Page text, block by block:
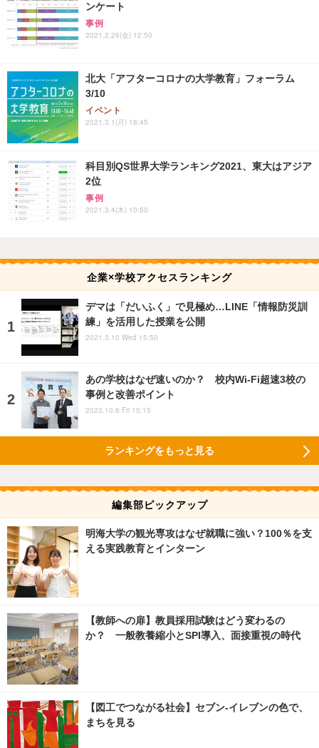
ンケート
事例
2021.2.26(金) 12:50
北大「アフターコロナの大学教育」フォーラム
3/10
イベント
2021.3.1(月) 18:45
科目別QS世界大学ランキング2021、東大はアジア
2位
事例
2021.3.4(木) 10:50
企業×学校アクセスランキング
デマは「だいふく」で見極め…LINE「情報防災訓
練」を活用した授業を公開
2021.3.10 Wed 15:50
あの学校はなぜ速いのか？ 校内Wi-Fi超速3校の
事例と改善ポイント
2023.10.6 Fri 15:15
ランキングをもっと見る
編集部ピックアップ
明海大学の観光専攻はなぜ就職に強い？100％を支
える実践教育とインターン
【教師への扉】教員採用試験はどう変わるの
か？ 一般教養縮小とSPI導入、面接重視の時代
【図工でつながる社会】セブン‐イレブンの色で、
まちを見る